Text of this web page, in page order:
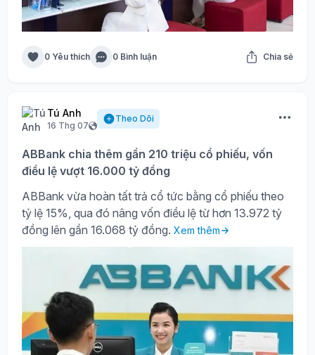
0 Yêu thích 0 Bình luận Chia sẻ
Tú Anh
16 Thg 07
Theo Dõi
ABBank chia thêm gần 210 triệu cổ phiếu, vốn
điều lệ vượt 16.000 tỷ đồng
ABBank vừa hoàn tất trả cổ tức bằng cổ phiếu theo
tỷ lệ 15%, qua đó nâng vốn điều lệ từ hơn 13.972 tỷ
đồng lên gần 16.068 tỷ đồng. Xem thêm